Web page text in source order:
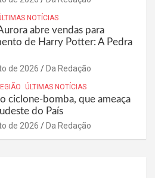
NOTÍCIAS
abre vendas para
de Harry Potter: A Pedra
de 2026 Da Redação
ÚLTIMAS NOTÍCIAS
ciclone-bomba, que ameaça
do País
de 2026 Da Redação